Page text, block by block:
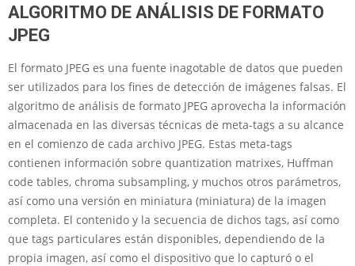
ALGORITMO DE ANÁLISIS DE FORMATO
JPEG
El formato JPEG es una fuente inagotable de datos que pueden
ser utilizados para los fines de detección de imágenes falsas. El
algoritmo de análisis de formato JPEG aprovecha la información
almacenada en las diversas técnicas de meta-tags a su alcance
en el comienzo de cada archivo JPEG. Estas meta-tags
contienen información sobre quantization matrixes, Huffman
code tables, chroma subsampling, y muchos otros parámetros,
así como una versión en miniatura (miniatura) de la imagen
completa. El contenido y la secuencia de dichos tags, así como
que tags particulares están disponibles, dependiendo de la
propia imagen, así como el dispositivo que lo capturó o el